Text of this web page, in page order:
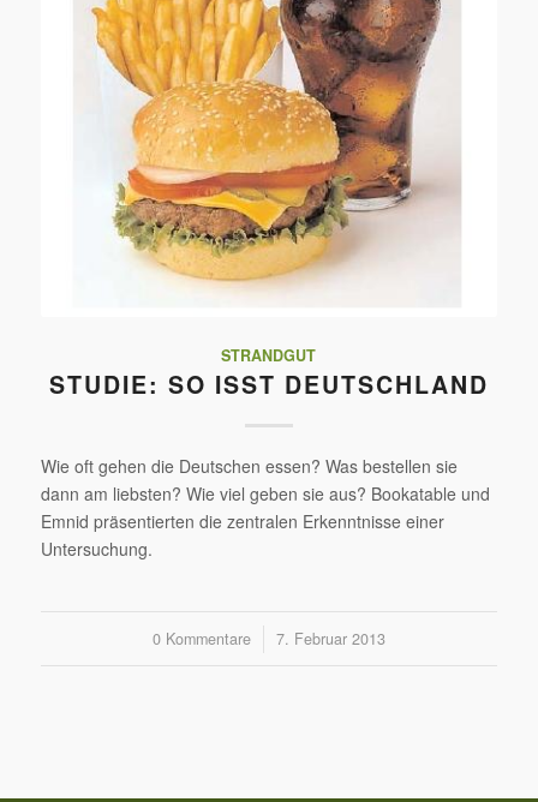
STRANDGUT
STUDIE: SO ISST DEUTSCHLAND
Wie oft gehen die Deutschen essen? Was bestellen sie
dann am liebsten? Wie viel geben sie aus? Bookatable und
Emnid präsentierten die zentralen Erkenntnisse einer
Untersuchung.
0 Kommentare
/ 7. Februar 2013